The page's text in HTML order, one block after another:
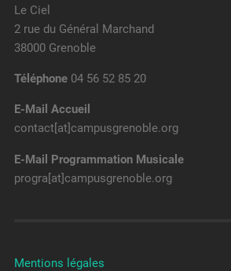
Le Ciel
2 rue du Général Marchand
38000 Grenoble
Téléphone04 56 52 85 20
E-Mail Accueil
contact[at]campusgrenoble.org
E-Mail Programmation Musicale
progra[at]campusgrenoble.org
Mentions légales